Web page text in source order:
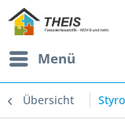
Menü
Übersicht